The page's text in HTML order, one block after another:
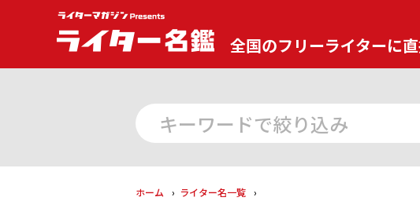
全国のフリーライターに直
ホーム ライター名一覧